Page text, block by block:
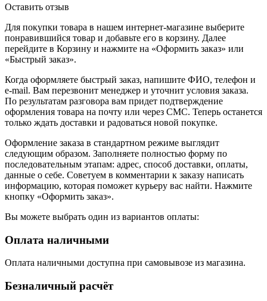
Оставить отзыв
Для покупки товара в нашем интернет-магазине выберите
понравившийся товар и добавьте его в корзину. Далее
перейдите в Корзину и нажмите на «Оформить заказ» или
«Быстрый заказ».
Когда оформляете быстрый заказ, напишите ФИО, телефон и
e-mail. Вам перезвонит менеджер и уточнит условия заказа.
По результатам разговора вам придет подтверждение
оформления товара на почту или через СМС. Теперь останется
только ждать доставки и радоваться новой покупке.
Оформление заказа в стандартном режиме выглядит
следующим образом. Заполняете полностью форму по
последовательным этапам: адрес, способ доставки, оплаты,
данные о себе. Советуем в комментарии к заказу написать
информацию, которая поможет курьеру вас найти. Нажмите
кнопку «Оформить заказ».
Вы можете выбрать один из вариантов оплаты:
Оплата наличными
Оплата наличными доступна при самовывозе из магазина.
Безналичный расчёт